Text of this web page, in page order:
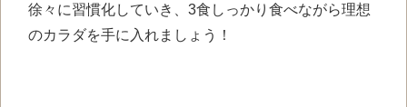
徐々に習慣化していき、3食しっかり食べながら理想
のカラダを手に入れましょう！